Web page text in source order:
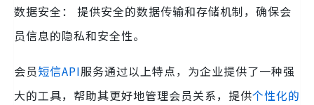
数据安全： 提供安全的数据传输和存储机制，确保会
员信息的隐私和安全性。
会员短信API服务通过以上特点，为企业提供了一种强
大的工具，帮助其更好地管理会员关系，提供个性化的